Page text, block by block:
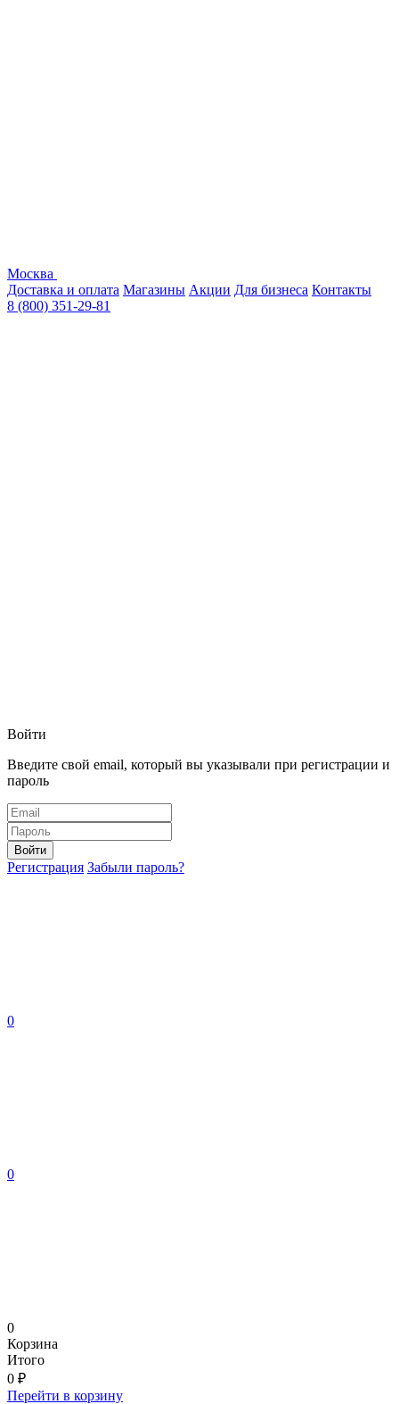
Москва
Доставка и оплата Магазины Акции Для бизнеса Контакты
8 (800) 351-29-81
Войти
Введите свой email, который вы указывали при регистрации и
пароль
Войти
Регистрация Забыли пароль?
0
0
0
Корзина
Итого
0 ₽
Перейти в корзину